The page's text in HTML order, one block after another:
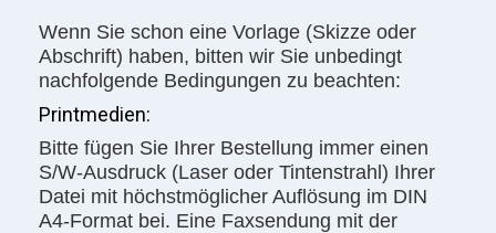
Wenn Sie schon eine Vorlage (Skizze oder
Abschrift) haben, bitten wir Sie unbedingt
nachfolgende Bedingungen zu beachten:
Printmedien:
Bitte fügen Sie Ihrer Bestellung immer einen
S/W-Ausdruck (Laser oder Tintenstrahl) Ihrer
Datei mit höchstmöglicher Auflösung im DIN
A4-Format bei. Eine Faxsendung mit der